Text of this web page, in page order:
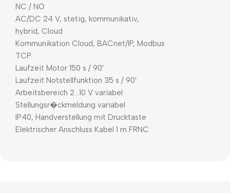
NC / NO
AC/DC 24 V, stetig, kommunikativ,
hybrid, Cloud
Kommunikation Cloud, BACnet/IP, Modbus
TCP
Laufzeit Motor 150 s / 90′
Laufzeit Notstellfunktion 35 s / 90′
Arbeitsbereich 2…10 V variabel
Stellungsr�ckmeldung variabel
IP40, Handverstellung mit Drucktaste
Elektrischer Anschluss Kabel 1 m FRNC